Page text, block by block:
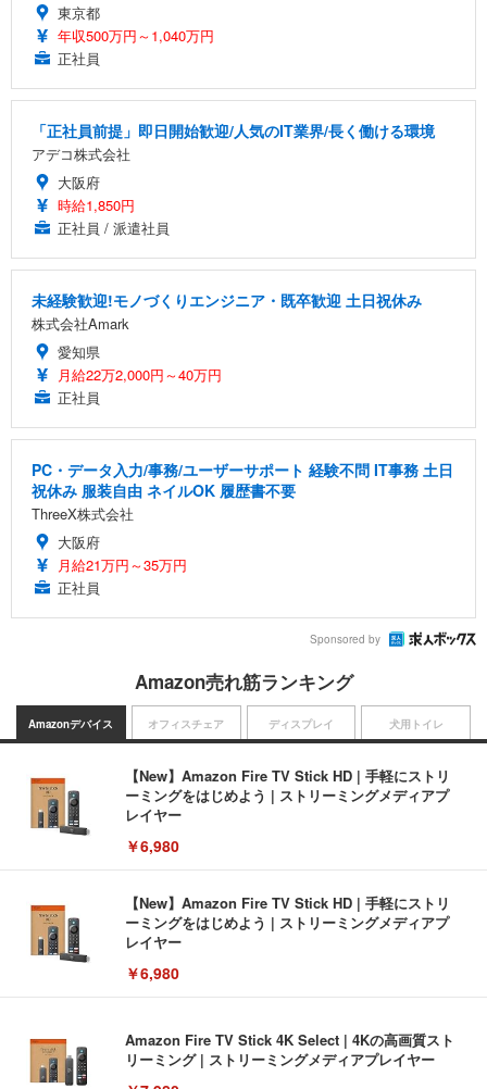
東京都
年収500万円～1,040万円
正社員
「正社員前提」即日開始歓迎/人気のIT業界/長く働ける環境
アデコ株式会社
大阪府
時給1,850円
正社員 / 派遣社員
未経験歓迎!モノづくりエンジニア・既卒歓迎 土日祝休み
株式会社Amark
愛知県
月給22万2,000円～40万円
正社員
PC・データ入力/事務/ユーザーサポート 経験不問 IT事務 土日
祝休み 服装自由 ネイルOK 履歴書不要
ThreeX株式会社
大阪府
月給21万円～35万円
正社員
Sponsored by
Amazon売れ筋ランキング
Amazonデバイス
【New】Amazon Fire TV Stick HD | 手軽にストリ
ーミングをはじめよう | ストリーミングメディアプ
レイヤー
￥6,980
【New】Amazon Fire TV Stick HD | 手軽にストリ
ーミングをはじめよう | ストリーミングメディアプ
レイヤー
￥6,980
Amazon Fire TV Stick 4K Select | 4Kの高画質スト
リーミング | ストリーミングメディアプレイヤー
オフィスチェア ディスプレイ 犬用トイレ